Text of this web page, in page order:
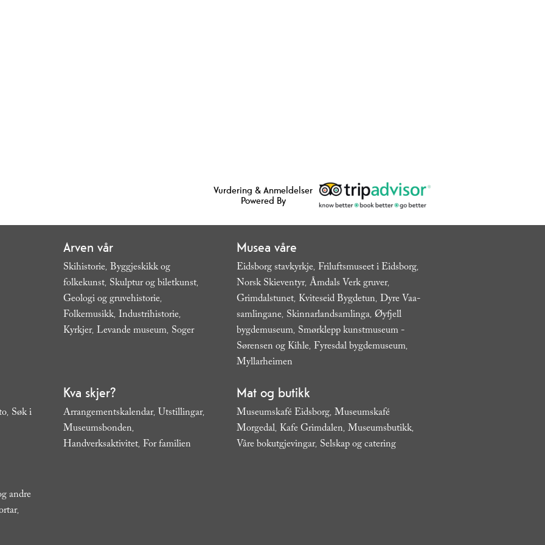
Vurdering & Anmeldelser
Powered By
Arven vår
Skihistorie, Byggjeskikk og
folkekunst, Skulptur og biletkunst,
Geologi og gruvehistorie,
Folkemusikk, Industrihistorie,
Kyrkjer, Levande museum, Soger,
Musea våre
Eidsborg stavkyrkje, Friluftsmuseet i Eidsborg,
Norsk Skieventyr, Åmdals Verk gruver,
Grimdalstunet, Kviteseid Bygdetun, Dyre Vaa-
samlingane, Skinnarlandsamlinga, Øyfjell
bygdemuseum, Smørklepp kunstmuseum -
Sørensen og Kihle, Fyresdal bygdemuseum,
Myllarheimen
, Søk i
Kva skjer?
Arrangementskalendar, Utstillingar,
Museumsbonden,
Handverksaktivitet, For familien
Mat og butikk
Museumskafé Eidsborg, Museumskafé
Morgedal, Kafe Grimdalen, Museumsbutikk,
Våre bokutgjevingar, Selskap og catering,
andre
,